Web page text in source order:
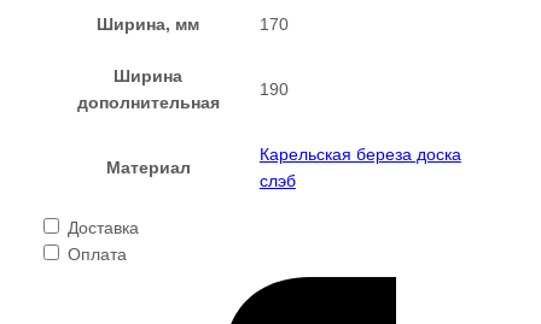
Ширина, мм 170
Ширина
дополнительная
190
Материал
Карельская береза доска
слэб
Доставка
Оплата